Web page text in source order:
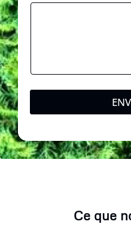
Ce que